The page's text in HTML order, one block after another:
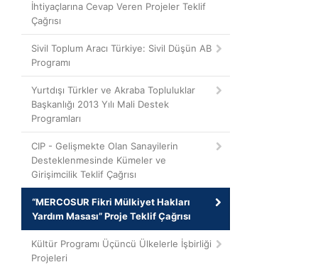
İhtiyaçlarına Cevap Veren Projeler Teklif
Çağrısı
Sivil Toplum Aracı Türkiye: Sivil Düşün AB
Programı
Yurtdışı Türkler ve Akraba Topluluklar
Başkanlığı 2013 Yılı Mali Destek
Programları
CIP - Gelişmekte Olan Sanayilerin
Desteklenmesinde Kümeler ve
Girişimcilik Teklif Çağrısı
“MERCOSUR Fikri Mülkiyet Hakları
Yardım Masası” Proje Teklif Çağrısı
Kültür Programı Üçüncü Ülkelerle İşbirliği
Projeleri